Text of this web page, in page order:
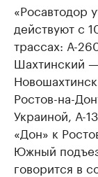
«Росавтодор
действуют с
трассах: А-
Шахтинский
Ростов-на-
Украиной, А-
«Дон» к
Южный
говорится в